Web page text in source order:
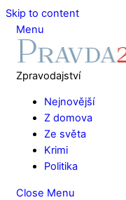
Skip to content
Menu
Zpravodajství
Nejnovější
Z domova
Ze světa
Krimi
Politika
Close Menu